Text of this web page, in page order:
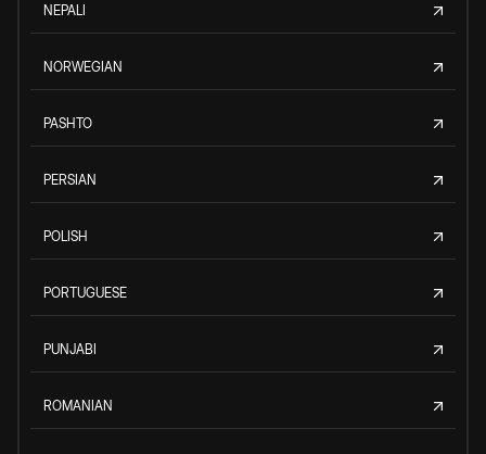
NEPALI
NORWEGIAN
PASHTO
PERSIAN
POLISH
PORTUGUESE
PUNJABI
ROMANIAN